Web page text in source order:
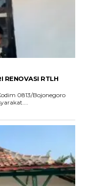
RENOVASI RTLH
0813/Bojonegoro